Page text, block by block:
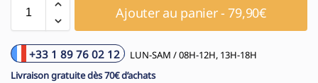
Ajouter au panier - 79,90€
+33 1 89 76 02 12
LUN-SAM / 08H-12H, 13H-18H
Livraison gratuite dès 70€ d’achats